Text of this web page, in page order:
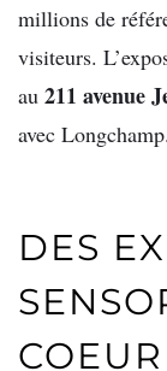
millions de
visiteurs.
au 211 avenue
avec Longchamp.
DES